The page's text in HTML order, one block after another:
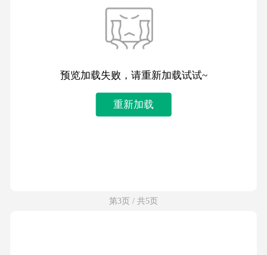
预览加载失败，请重新加载试试~
重新加载
第3页 / 共5页